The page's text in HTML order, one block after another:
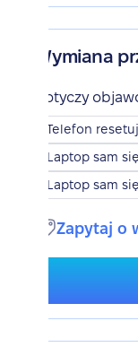
Wymiana
Dotyczy
Telefon
Laptop sam
Laptop sam
Zapytaj o